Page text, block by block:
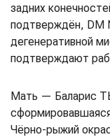
задних
подтверждён, DM
дегенеративной
подтверждают
Мать — Баларис
Чёрно-рыжий